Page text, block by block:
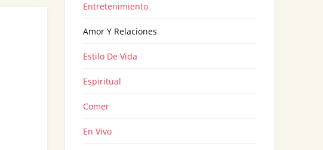
Entretenimiento
Amor Y Relaciones
Estilo De Vida
Espiritual
Comer
En Vivo